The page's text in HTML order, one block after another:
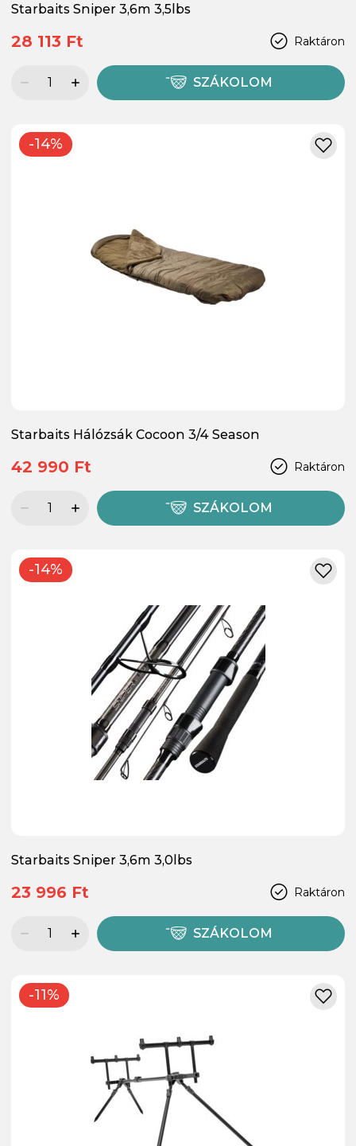
Starbaits Sniper 3,6m 3,5lbs
Raktáron
28 113 Ft
SZÁKOLOM
-14%
Starbaits Hálózsák Cocoon 3/4 Season
Raktáron
42 990 Ft
SZÁKOLOM
-14%
Starbaits Sniper 3,6m 3,0lbs
Raktáron
23 996 Ft
SZÁKOLOM
-11%